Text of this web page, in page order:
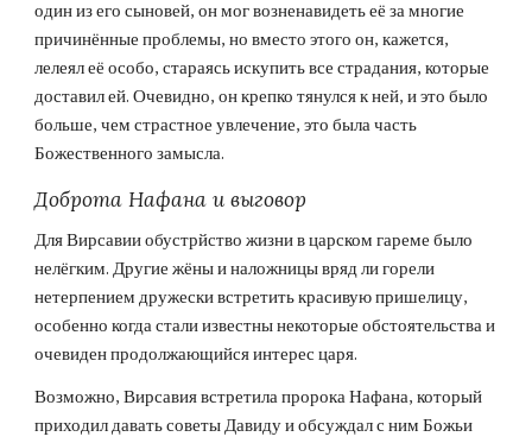
один из его сыновей, он мог возненавидеть её за многие
причинённые проблемы, но вместо этого он, кажется,
лелеял её особо, стараясь искупить все страдания, которые
доставил ей. Очевидно, он крепко тянулся к ней, и это было
больше, чем страстное увлечение, это была часть
Божественного замысла.
Доброта Нафана и выговор
Для Вирсавии обустрйство жизни в царском гареме было
нелёгким. Другие жёны и наложницы вряд ли горели
нетерпением дружески встретить красивую пришелицу,
особенно когда стали известны некоторые обстоятельства и
очевиден продолжающийся интерес царя.
Возможно, Вирсавия встретила пророка Нафана, который
приходил давать советы Давиду и обсуждал с ним Божьи